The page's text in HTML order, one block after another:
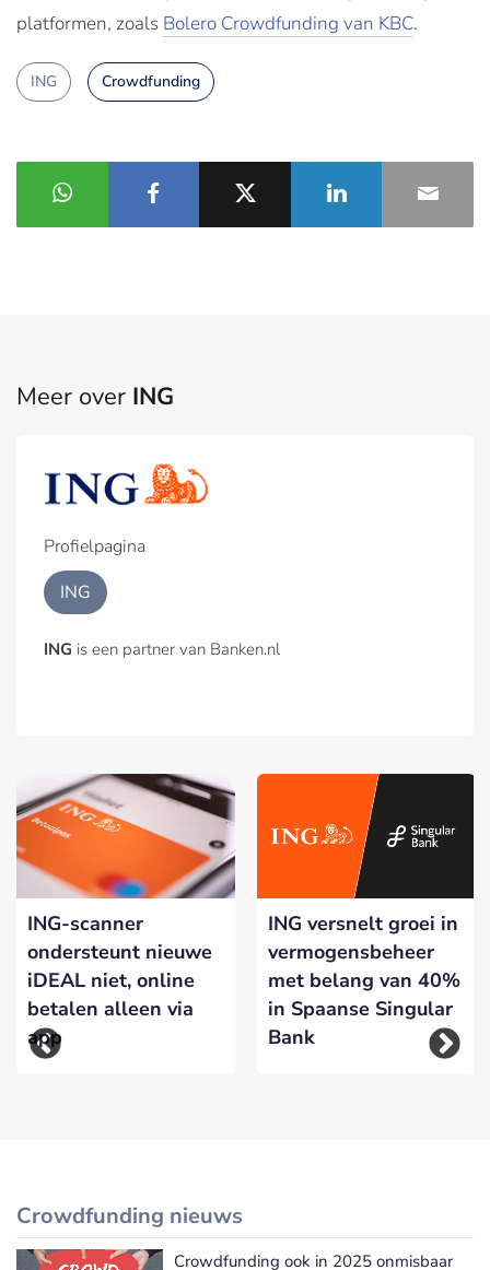
platformen, zoals Bolero Crowdfunding van KBC.
ING Crowdfunding
Meer over ING
Profielpagina
ING
ING is een partner van Banken.nl
ING-scanner
ondersteunt nieuwe
iDEAL niet, online
betalen alleen via
app
ING versnelt groei in
vermogensbeheer
met belang van 40%
in Spaanse Singular
Bank
Crowdfunding nieuws
Crowdfunding ook in 2025 onmisbaar